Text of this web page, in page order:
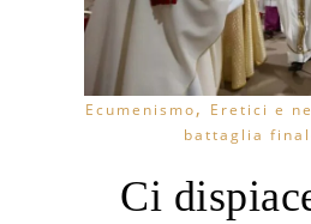
Ecumenismo, Eretici e
battaglia
Ci